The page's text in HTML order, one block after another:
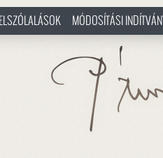
http://www.pasztorbalint.rs/
MÓDOSÍTÁSI